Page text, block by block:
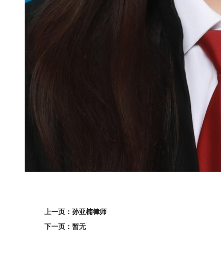
上一页：孙亚楠律师
下一页：暂无